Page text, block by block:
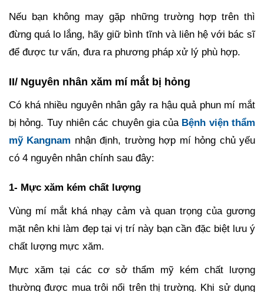
Nếu bạn không may gặp những trường hợp trên thì
đừng quá lo lắng, hãy giữ bình tĩnh và liên hệ với bác sĩ
để được tư vấn, đưa ra phương pháp xử lý phù hợp.
II/ Nguyên nhân xăm mí mắt bị hỏng
Có khá nhiều nguyên nhân gây ra hậu quả phun mí mắt
bị hỏng. Tuy nhiên các chuyên gia của Bệnh viện thẩm
mỹ Kangnam nhận định, trường hợp mí hỏng chủ yếu
có 4 nguyên nhân chính sau đây:
1- Mực xăm kém chất lượng
Vùng mí mắt khá nhạy cảm và quan trọng của gương
mặt nên khi làm đẹp tại vị trí này bạn cần đặc biệt lưu ý
chất lượng mực xăm.
Mực xăm tại các cơ sở thẩm mỹ kém chất lượng
thường được mua trôi nổi trên thị trường. Khi sử dụng